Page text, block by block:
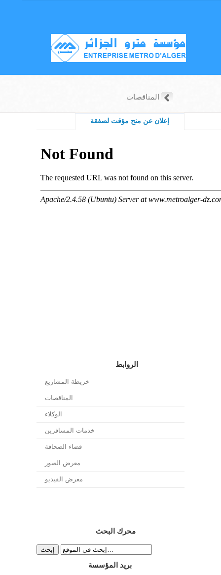
المناقصات
إعلان عن منح مؤقت لصفقة
الروابط
خريطة المشاريع
المناقصات
الوكلاء
خدمات المسافرين
فضاء الصحافة
معرض الصور
معرض الفيديو
محرك البحث
بريد المؤسسة